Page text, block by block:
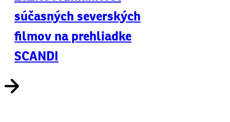
súčasných severských
filmov na prehliadke
SCANDI